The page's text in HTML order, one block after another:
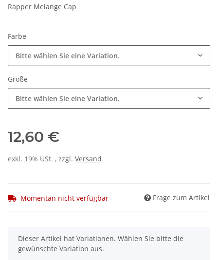
Rapper Melange Cap
Farbe
Bitte wählen Sie eine Variation.
Größe
Bitte wählen Sie eine Variation.
12,60 €
exkl. 19% USt. , zzgl. Versand
Momentan nicht verfügbar Frage zum Artikel
x
Dieser Artikel hat Variationen. Wählen Sie bitte die
gewünschte Variation aus.